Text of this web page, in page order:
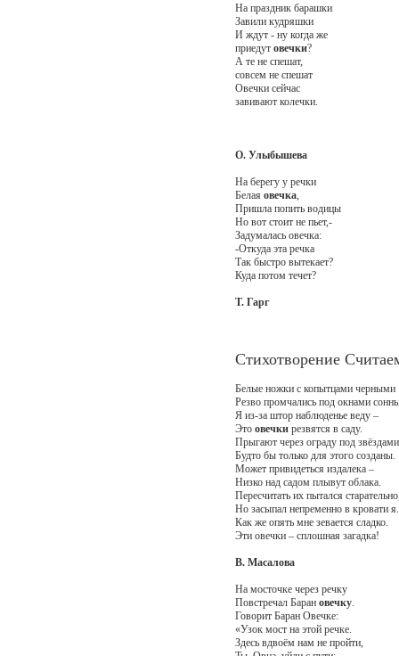
На праздник барашки
Завили кудряшки
И ждут - ну когда же
приедут овечки?
А те не спешат,
совсем не спешат
Овечки сейчас
завивают колечки.
О. Улыбышева
На берегу у речки
Белая овечка,
Пришла попить водицы
Но вот стоит не пьет,-
Задумалась овечка:
-Откуда эта речка
Так быстро вытекает?
Куда потом течет?
Т. Гарг
Стихотворение
Белые ножки с копытцами черными
Резво промчались под окнами
Я из-за штор наблюденье веду –
Это овечкирезвятся в саду.
Прыгают через ограду под звёздами
Будто бы только для этого созданы.
Может привидеться издалека –
Низко над садом плывут облака.
Пересчитать их пытался
Но засыпал непременно в кровати я.
Как же опять мне зевается сладко.
Эти овечки – сплошная загадка!
В. Масалова
На мосточке через речку
Повстречал Баран овечку.
Говорит Баран Овечке:
«Узок мост на этой речке.
Здесь вдвоём нам не пройти,